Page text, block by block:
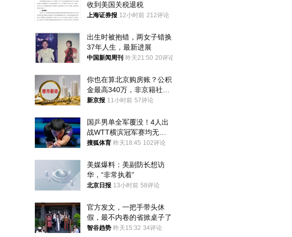
收到美国关税退税
上海证券报 12小时前 212评论
出生时被抱错，两女子错换
37年人生，最新进展
中国新闻周刊 昨天21:50 20评论
你也在算北京购房账？公积
金最高340万，非京籍社保
1年
新京报 11小时前 57评论
国乒男单全军覆没！4人出
战WTT横滨冠军赛均无缘
八强
搜狐体育 昨天18:45 102评论
美媒爆料：美副防长想访
华，“非常执着”
北京日报 13小时前 58评论
官方发文，一把手带头休
假，最不内卷的省掀桌子了
智谷趋势 昨天15:32 34评论